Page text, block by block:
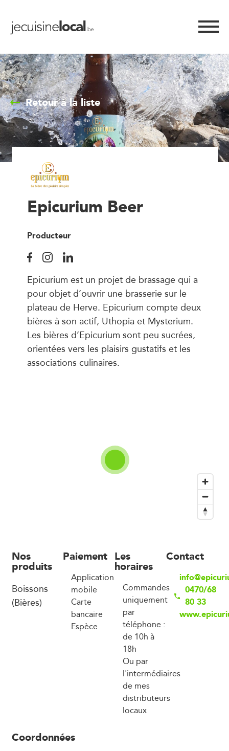
Retour à la liste
Epicurium Beer
Producteur
Epicurium est un projet de brassage qui a
pour objet d’ouvrir une brasserie sur le
plateau de Herve. Epicurium compte deux
bières à son actif, Uthopia et Mysterium.
Les bières d’Epicurium sont peu sucrées,
orientées vers les plaisirs gustatifs et les
associations culinaires.
Nos
produits
Boissons
(Bières)
Paiement
Application
mobile
Carte
bancaire
Espèce
Les
horaires
Commandes
uniquement
par
téléphone :
de 10h à
18h
Ou par
l'intermédiaires
de mes
distributeurs
locaux
Contact
0470/68
80 33
Coordonnées